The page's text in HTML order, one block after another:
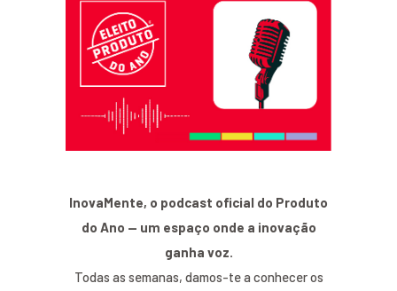
InovaMente, o podcast oficial do Produto
do Ano — um espaço onde a inovação
ganha voz.
Todas as semanas, damos-te a conhecer os